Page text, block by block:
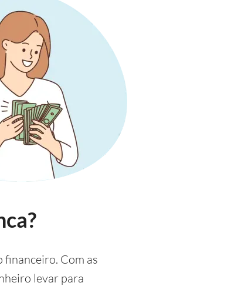
financeiro. Com as
levar para